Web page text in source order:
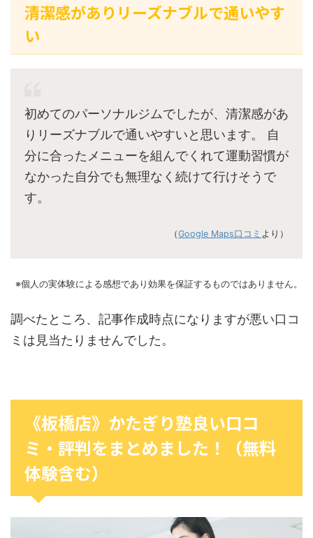
清潔感がありリーズナブルで通いやす
い
初めてのパーソナルジムでしたが、清潔感があ
りリーズナブルで通いやすいと思います。 自
分に合ったメニューを組んでくれて運動習慣が
なかった自分でも無理なく続けて行けそうで
す。
（Google Maps口コミ より）
※個人の実体験による感想であり効果を保証するものではありません。
調べたところ、記事作成時点になりますが悪い口コ
ミは見当たりませんでした。
《板橋店》かたぎり塾良い口コ
ミ・評判をまとめました！（無料
体験含む）